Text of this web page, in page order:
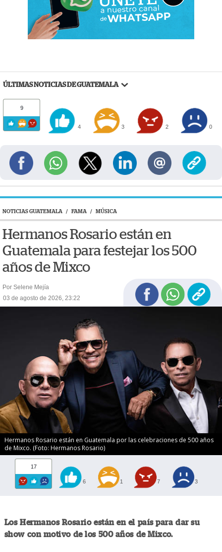
ÚLTIMAS NOTICIAS DE GUATEMALA
9
4 3 2 0
NOTICIAS GUATEMALA / FAMA / MÚSICA
Hermanos Rosario están en
Guatemala para festejar los 500
años de Mixco
Por Selene Mejía
03 de agosto de 2026, 23:22
Hermanos Rosario están en Guatemala por las celebraciones de 500 años
de Mixco. (Foto: Hermanos Rosario)
17
6 1 7 3
Los Hermanos Rosario están en el país para dar su
show con motivo de los 500 años de Mixco.